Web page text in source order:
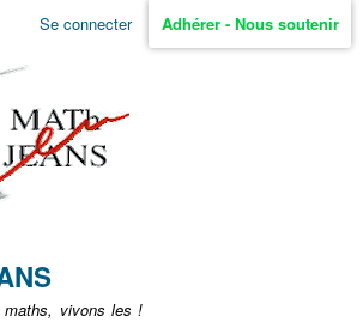
Aller
Se connecter Adhérer - Nous soutenir
vivons les !